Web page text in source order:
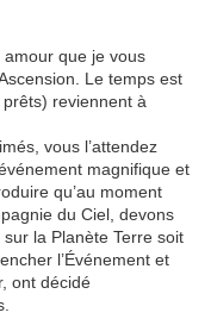
amour que je vous
Le temps est
reviennent à
vous l’attendez
magnifique et
qu’au moment
du Ciel, devons
la Planète Terre soit
l’Événement et
ont décidé